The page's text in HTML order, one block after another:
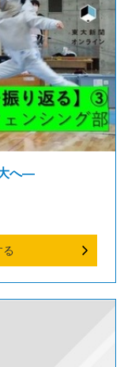
へ—